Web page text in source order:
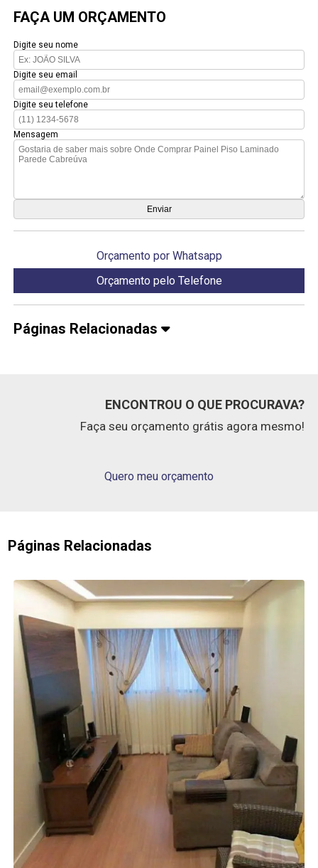
FAÇA UM ORÇAMENTO
Digite seu nome
Digite seu email
Digite seu telefone
Mensagem
Orçamento por Whatsapp
Orçamento pelo Telefone
Páginas Relacionadas
ENCONTROU O QUE PROCURAVA?
Faça seu orçamento grátis agora mesmo!
Quero meu orçamento
Páginas Relacionadas